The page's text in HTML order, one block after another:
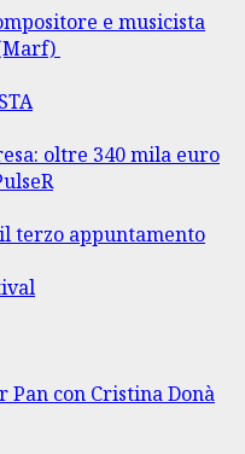
e musicista
oltre 340 mila euro
terzo appuntamento
con Cristina Donà